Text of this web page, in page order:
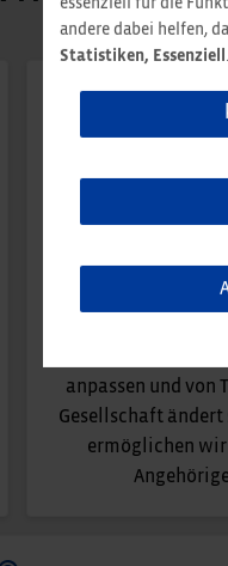
Schul- und
verschieben.
anpassen und von
Gesellschaft ändert
ermöglichen wir
essenziell für die
andere dabei helfen,
Statistiken, Essenziell .